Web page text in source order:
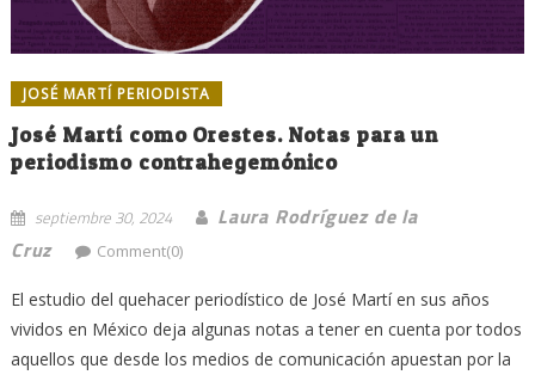
JOSÉ MARTÍ PERIODISTA
José Martí como Orestes. Notas para un
periodismo contrahegemónico
septiembre 30, 2024
Laura Rodríguez de la
Cruz
Comment(0)
El estudio del quehacer periodístico de José Martí en sus años
vividos en México deja algunas notas a tener en cuenta por todos
aquellos que desde los medios de comunicación apuestan por la